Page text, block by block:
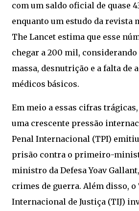
com um saldo oficial de quase
enquanto um estudo da revista
The Lancet estima que esse
chegar a 200 mil, considerando
massa, desnutrição e a falta de
médicos básicos.
Em meio a essas cifras
uma crescente pressão
Penal Internacional (TPI)
prisão contra o primeiro-
ministro da Defesa Yoav
crimes de guerra. Além disso,
Internacional de Justiça (TIJ)